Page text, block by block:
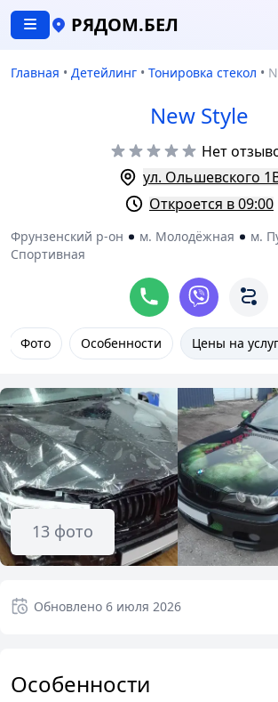
РЯДОМ.БЕЛ
Главная • Детейлинг • Тонировка стекол •
New Style
Нет
ул. Ольшевского
Откроется в 09:00
Фрунзенский р-он м. Молодёжная м.
Спортивная
Фото Особенности Цены на
13 фото
Обновлено 6 июля 2026
Особенности